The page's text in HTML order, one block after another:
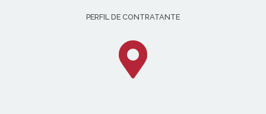
PERFIL DE CONTRATANTE